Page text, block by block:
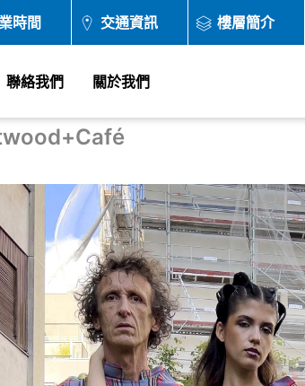
時間 交通資訊 樓層簡介
聯絡我們 關於我們